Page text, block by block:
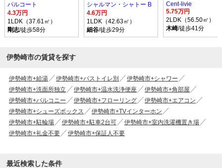
パルコート
4.3万円
1LDK（37.61㎡）
剛志/徒歩58分
シャルマン・シャトー B
4.6万円
1LDK（42.63㎡）
細谷/徒歩29分
Cent-livie
5.75万円
2LDK（56.50㎡）
木崎/徒歩41分
伊勢崎市の賃貸を探す
伊勢崎市+給湯 伊勢崎市+バストイレ別
伊勢崎市+シャワー
伊勢崎市+洗面所独立
伊勢崎市+温水洗浄便座
伊勢崎市+角部屋
伊勢崎市+バルコニー
伊勢崎市+フローリング
伊勢崎市+エアコン
伊勢崎市+シューズボックス
伊勢崎市+TVインターホン
伊勢崎市+駐輪場
伊勢崎市+駐車2台可
伊勢崎市+室内洗濯機置き場
伊勢崎市+礼金不要
伊勢崎市+保証人不要
最近検索した条件